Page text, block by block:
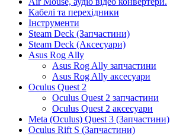
Кабелі та перехідники
Інструменти
Steam Deck (Запчастини)
Steam Deck (Аксесуари)
Asus Rog Ally
Asus Rog Ally запчастини
Asus Rog Ally аксесуари
Oculus Quest 2
Oculus Quest 2 запчастини
Oculus Quest 2 аксесуари
Meta (Oculus) Quest 3 (Запчастини)
Oculus Rift S (Запчастини)